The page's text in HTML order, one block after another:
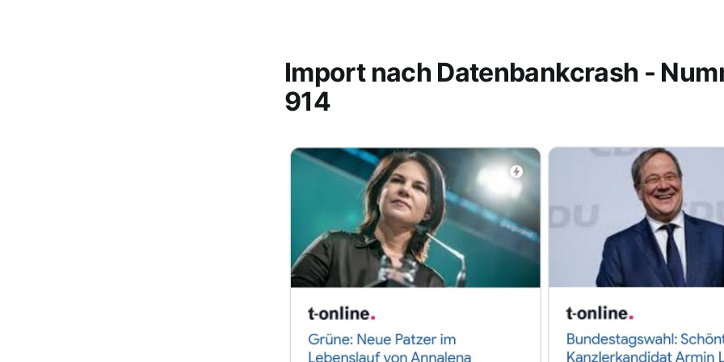
Import nach Datenbankcrash -
914